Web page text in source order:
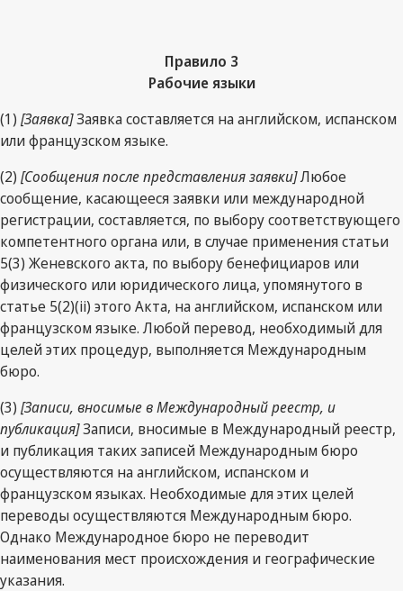
Правило 3
Рабочие языки
(1) [Заявка]Заявка составляется на английском, испанском
или французском языке.
(2) [Сообщения после представления заявки]Любое
сообщение, касающееся заявки или международной
регистрации, составляется, по выбору соответствующего
компетентного органа или, в случае применения статьи
5(3) Женевского акта, по выбору бенефициаров или
физического или юридического лица, упомянутого в
статье 5(2)(ii) этого Акта, на английском, испанском или
французском языке. Любой перевод, необходимый для
целей этих процедур, выполняется Международным
бюро.
(3) [Записи, вносимые в Международный реестр, и
публикация]Записи, вносимые в Международный реестр,
и публикация таких записей Международным бюро
осуществляются на английском, испанском и
французском языках. Необходимые для этих целей
переводы осуществляются Международным бюро.
Однако Международное бюро не переводит
наименования мест происхождения и географические
указания.